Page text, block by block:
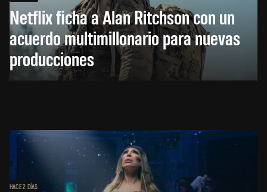
Netflix ficha a Alan Ritchson con un
acuerdo multimillonario para nuevas
producciones
HACE 2 DÍAS